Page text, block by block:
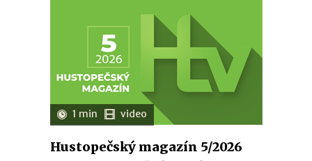
1 min video
Hustopečský magazín 5/2026